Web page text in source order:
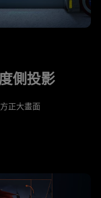
側投影
正大畫面